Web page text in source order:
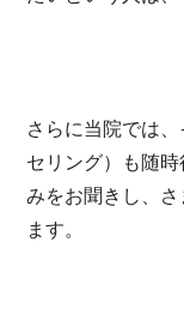
さらに当院では
セリング）も随
みをお聞きし、
ます。